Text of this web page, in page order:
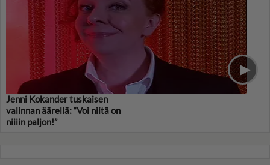
Jenni Kokander tuskaisen
valinnan äärellä: “Voi niitä on
niiiin paljon!”